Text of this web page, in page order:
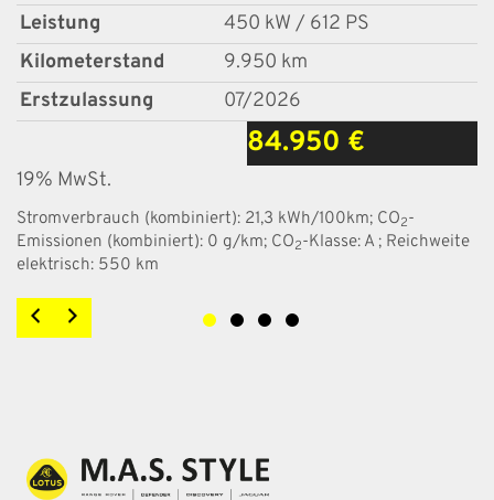
Leistung
450 kW / 612 PS
Kilometerstand
9.950 km
Erstzulassung
07/2026
84.950 €
19% MwSt.
Stromverbrauch (kombiniert): 21,3 kWh/100km; CO2-
Emissionen (kombiniert): 0 g/km; CO2-Klasse: A ; Reichweite
elektrisch: 550 km